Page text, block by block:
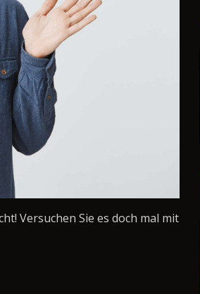
Versuchen Sie es doch mal mit